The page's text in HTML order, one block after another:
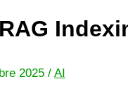
2025 / AI